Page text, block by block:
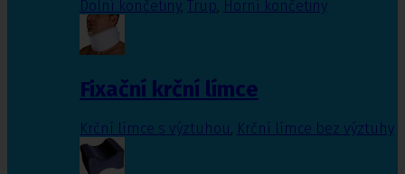
Dolní končetiny, Trup, Horní končetiny
Fixační krční límce
Krční límce s výztuhou Krční límce bez výztuhy